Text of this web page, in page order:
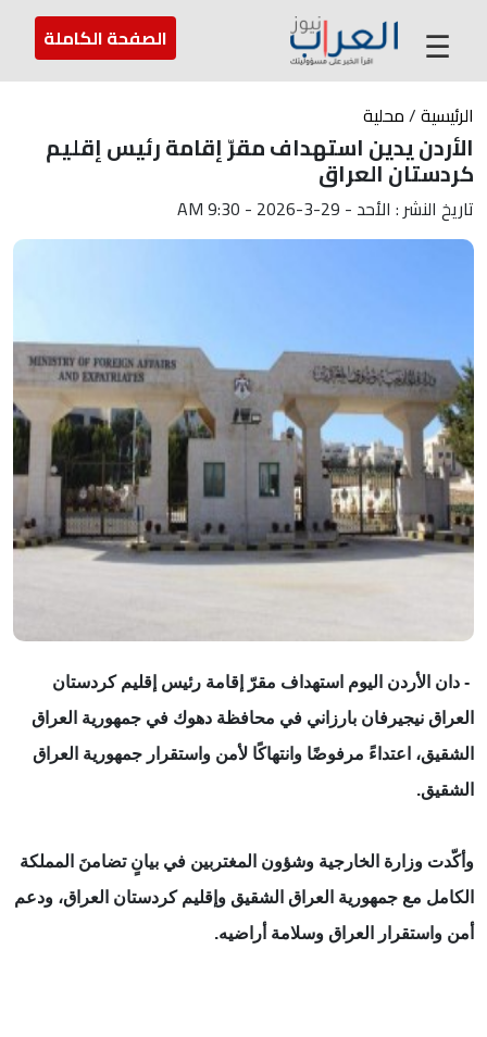
عن العراب ارسل لنا ☰ الصفحة الكاملة
الرئيسية/محلية
الأردن يدين استهداف مقرّ إقامة رئيس إقليم
كردستان العراق
تاريخ النشر : الأحد - 29-3-2026 - 9:30 AM
- دان الأردن اليوم استهداف مقرّ إقامة رئيس إقليم كردستان
العراق نيجيرفان بارزاني في محافظة دهوك في جمهورية العراق
الشقيق، اعتداءً مرفوضًا وانتهاكًا لأمن واستقرار جمهورية العراق
الشقيق.
وأكّدت وزارة الخارجية وشؤون المغتربين في بيانٍ تضامنَ المملكة
الكامل مع جمهورية العراق الشقيق وإقليم كردستان العراق، ودعم
أمن واستقرار العراق وسلامة أراضيه.